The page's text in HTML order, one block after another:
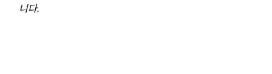
니다.